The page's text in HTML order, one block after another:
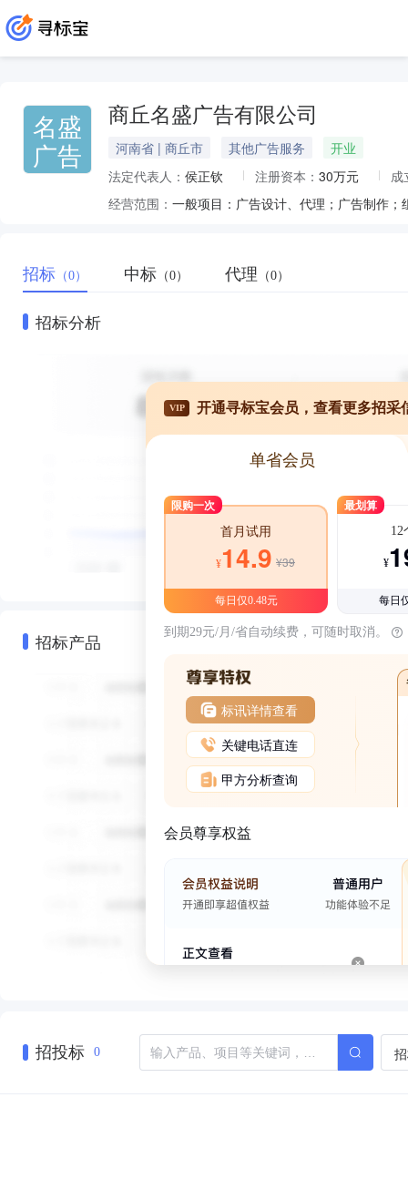
名盛
广告
商丘名盛广告有限公司
河南省 | 商丘市 其他广告服务
开业
法定代表人： 侯正钦 注册资本： 30万元
成
经营范围：
招标 （0） 中标 （0） 代理 （0）
招标分析
招标产品
VIP 开通寻标宝会员，查看更多招采
单省会员
限购一次
首月试用
¥14.9 ¥39
每日仅0.48元
最划算
12
¥
每日
到期29元/月/省自动续费，可随时取消。
标讯详情查看
关键电话直连
甲方分析查询
会员尊享权益
招投标 0